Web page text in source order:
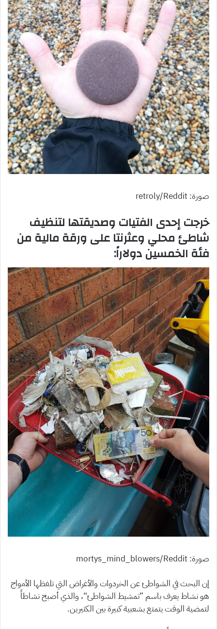
صورة: retroly/Reddit
خرجت إحدى الفتيات وصديقتها لتنظيف
شاطئ محلي وعثرنتا على ورقة مالية من
فئة الخمسين دولاراً:
صورة: mortys_mind_blowers/Reddit
إن البحث في الشواطئ عن الخردوات والأغراض التي تلفظها الأمواج
هو نشاط يعرف باسم ”تمشيط الشواطئ“، والذي أصبح نشاطاً
لتمضية الوقت يتمتع بشعبية كبيرة بين الكثيرين.